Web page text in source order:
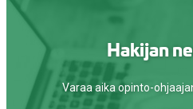
Hakijan
Varaa aika opinto-